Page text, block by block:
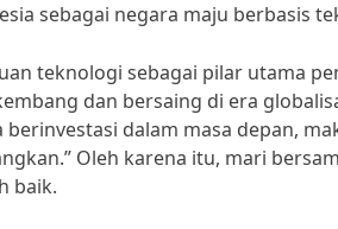
sebagai negara maju berbasis
teknologi sebagai pilar utama
dan bersaing di era
berinvestasi dalam masa depan,
Oleh karena itu, mari
baik.